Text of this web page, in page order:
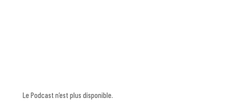
Le Podcast n’est plus disponible.